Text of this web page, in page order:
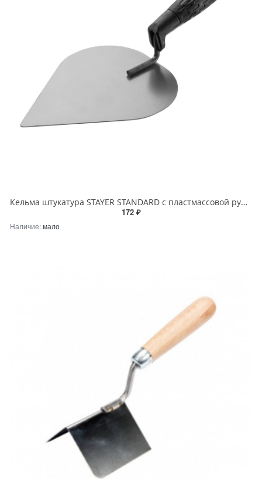
Кельма штукатура STAYER STANDARD с пластмассовой ручкой КШ
172 ₽
Наличие:мало